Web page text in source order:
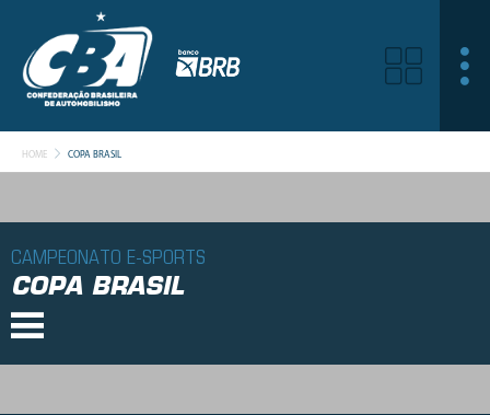
HOME COPA BRASIL
CAMPEONATO E-SPORTS
COPA BRASIL